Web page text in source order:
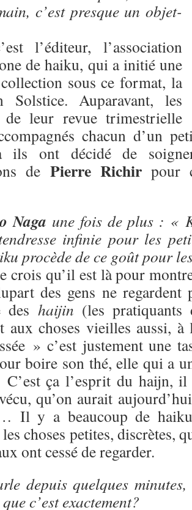
c’est presque un objet-
l’éditeur, l’association
de haiku, qui a initié une
sous ce format, la
Solstice. Auparavant, les
de leur revue trimestrielle
chacun d’un
ils ont décidé de
de Pierre Richirpour
Naga une fois de plus : «
infinie pour les
procède de ce goût pour
crois qu’il est là pour
des gens ne
des haijin (les
aux choses vieilles aussi,
» c’est justement une
boire son thé, elle qui a
ça l’esprit du haijn, il
qu’on aurait
Il y a beaucoup de
choses petites, discrètes,
ont cessé de regarder.
depuis quelques
c’est exactement?